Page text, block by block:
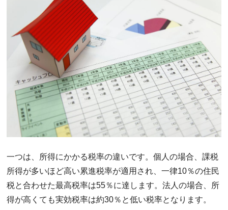
一つは、所得にかかる税率の違いです。個人の場合、課税
所得が多いほど高い累進税率が適用され、一律10％の住民
税と合わせた最高税率は55％に達します。法人の場合、所
得が高くても実効税率は約30％と低い税率となります。